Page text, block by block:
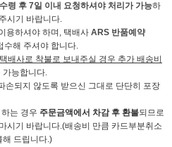
령 후 7일 이내 요청하셔야 처리가 가능하
시기 바랍니다.
용하셔야 하며, 택배사 ARS 반품예약
수해 주셔야 합니다.
배사로 착불로 보내주실 경우 추가 배송비
가능합니다.
되지 않도록 받으신 그대로 단단히 포장
는 경우 주문금액에서 차감 후 환불되므로
시기 바랍니다.(배송비 만큼 카드부분취소
해 드립니다.)